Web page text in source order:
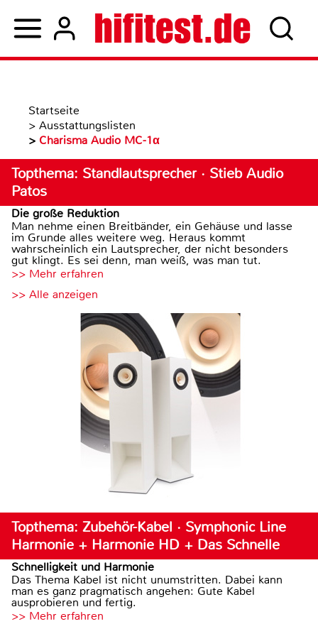
Startseite
> Ausstattungslisten
> Charisma Audio MC-1α
Topthema: Standlautsprecher · Stieb Audio
Patos
Die große Reduktion
Man nehme einen Breitbänder, ein Gehäuse und lasse
im Grunde alles weitere weg. Heraus kommt
wahrscheinlich ein Lautsprecher, der nicht besonders
gut klingt. Es sei denn, man weiß, was man tut.
>> Mehr erfahren
>> Alle anzeigen
Topthema: Zubehör-Kabel · Symphonic Line
Harmonie + Harmonie HD + Das Schnelle
Schnelligkeit und Harmonie
Das Thema Kabel ist nicht unumstritten. Dabei kann
man es ganz pragmatisch angehen: Gute Kabel
ausprobieren und fertig.
>> Mehr erfahren